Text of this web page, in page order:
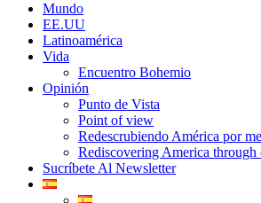
Mundo
EE.UU
Latinoamérica
Vida
Encuentro Bohemio
Opinión
Punto de Vista
Point of view
Redescrubiendo América por
Rediscovering America through
Sucríbete Al Newsletter